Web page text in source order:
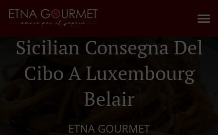
Sicilian Consegna Del
Cibo A Luxembourg
Belair
ETNA GOURMET